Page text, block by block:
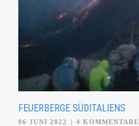
FEUERBERGE SÜDITALIENS
06 JUNI 2022 | 4 KOMMENTARE